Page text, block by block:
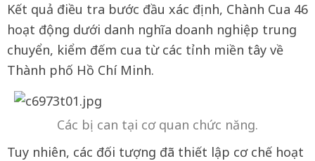
Kết quả điều tra bước đầu xác định, Chành Cua 46
hoạt động dưới danh nghĩa doanh nghiệp trung
chuyển, kiểm đếm cua từ các tỉnh miền tây về
Thành phố Hồ Chí Minh.
Các bị can tại cơ quan chức năng.
Tuy nhiên, các đối tượng đã thiết lập cơ chế hoạt